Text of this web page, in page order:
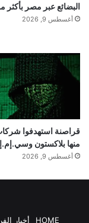
البضائع عبر مصر بأكثر من
أغسطس 9, 2026
قراصنة استهدفوا
منها بلاكستون
أغسطس 9, 2026
HOME
أخبار